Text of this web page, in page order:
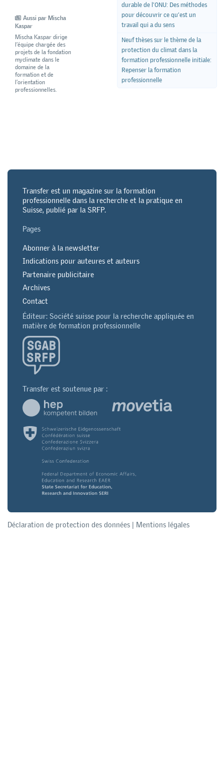
Aussi par Mischa
Kaspar
Mischa Kaspar dirige
l’équipe chargée des
projets de la fondation
myclimate dans le
domaine de la
formation et de
l’orientation
professionnelles.
durable de l’ONU: Des méthodes
pour découvrir ce qu’est un
travail qui a du sens
Neuf thèses sur le thème de la
protection du climat dans la
formation professionnelle initiale:
Repenser la formation
professionnelle
Transfer est un magazine sur la formation
professionnelle dans la recherche et la pratique en
Suisse, publié par la SRFP.
Pages
Abonner à la newsletter
Indications pour auteures et auteurs
Partenaire publicitaire
Archives
Contact
Éditeur: Société suisse pour la recherche appliquée en
matière de formation professionnelle
Transfer est soutenue par :
Déclaration de protection des données | Mentions légales